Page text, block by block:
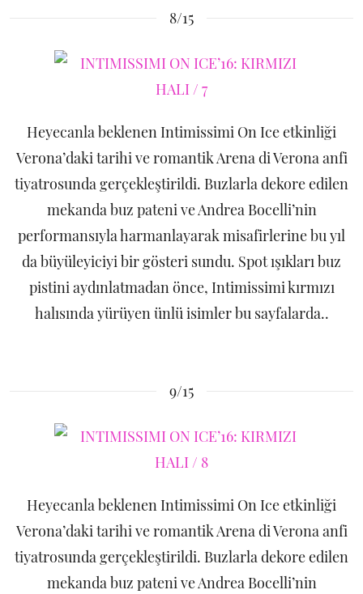
8/15
Heyecanla beklenen Intimissimi On Ice etkinliği
Verona’daki tarihi ve romantik Arena di Verona anfi
tiyatrosunda gerçekleştirildi. Buzlarla dekore edilen
mekanda buz pateni ve Andrea Bocelli’nin
performansıyla harmanlayarak misafirlerine bu yıl
da büyüleyiciyi bir gösteri sundu. Spot ışıkları buz
pistini aydınlatmadan önce, Intimissimi kırmızı
halısında yürüyen ünlü isimler bu sayfalarda..
9/15
Heyecanla beklenen Intimissimi On Ice etkinliği
Verona’daki tarihi ve romantik Arena di Verona anfi
tiyatrosunda gerçekleştirildi. Buzlarla dekore edilen
mekanda buz pateni ve Andrea Bocelli’nin